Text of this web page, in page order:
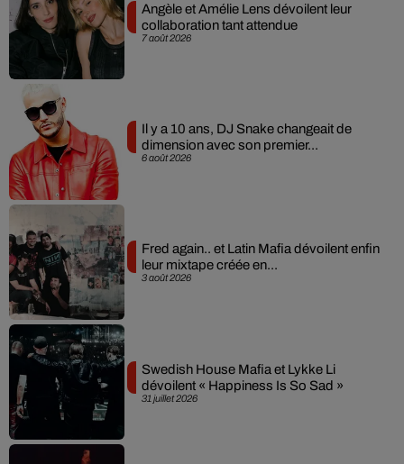
7 août 2026
Angèle et Amélie Lens dévoilent leur
collaboration tant attendue
6 août 2026
Il y a 10 ans, DJ Snake changeait de
dimension avec son premier...
3 août 2026
Fred again.. et Latin Mafia dévoilent enfin
leur mixtape créée en...
31 juillet 2026
Swedish House Mafia et Lykke Li
dévoilent « Happiness Is So Sad »